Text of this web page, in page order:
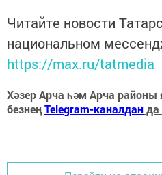
Читайте новости
национальном
https://max.ru/tatmedia
Хәзер Арча һәм Арча
безнеңTelegram-каналданда